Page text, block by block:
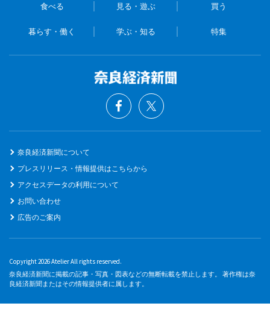
食べる 見る・遊ぶ 買う
暮らす・働く 学ぶ・知る 特集
奈良経済新聞について
プレスリリース・情報提供はこちらから
アクセスデータの利用について
お問い合わせ
広告のご案内
Copyright 2026 Atelier All rights reserved.
奈良経済新聞に掲載の記事・写真・図表などの無断転載を禁止します。 著作権は奈
良経済新聞またはその情報提供者に属します。